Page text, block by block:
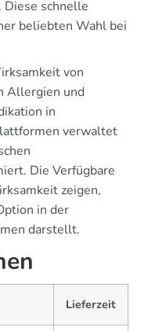
Diese schnelle
beliebten Wahl bei
von
Allergien und
in
verwaltet
Die Verfügbare
zeigen,
in der
darstellt.
Lieferzeit